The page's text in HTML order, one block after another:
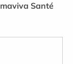
Santé